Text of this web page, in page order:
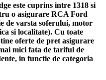
este cuprins intre 1318 si
o asigurare RCA Ford
de varsta soferului, motor
si localitate). Cu toate
oferte de pret asigurare
mici fata de tariful de
in functie de categoria